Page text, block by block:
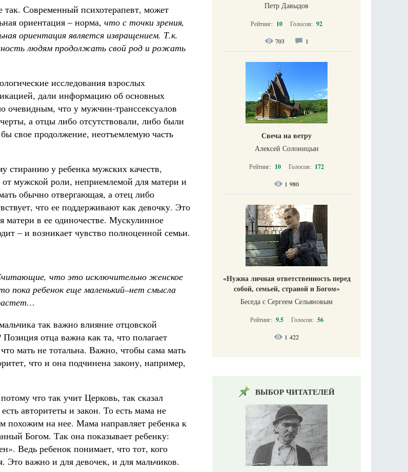
Современный психотерапевт, может
ориентация – норма, что с точки зрения,
ориентация является извращением. Т.к.
людям продолжать свой род и рожать
исследования взрослых
дали информацию об основных
очевидным, что у мужчин-транссексуалов
а отцы либо отсутствовали, либо были
свое продолжение, неотъемлемую часть
стиранию у ребенка мужских качеств,
мужской роли, неприемлемой для матери и
обычно отвергающая, а отец либо
что ее поддерживают как девочку. Это
в ее одиночестве. Мускулинное
– и возникает чувство полноценной семьи.
что это исключительно женское
пока ребенок еще маленький–нет смысла
так важно влияние отцовской
отца важна как та, что полагает
мать не тотальна. Важно, чтобы сама мать
что и она подчинена закону, например,
что так учит Церковь, так сказал
авторитеты и закон. То есть мама не
похожим на нее. Мама направляет ребенка к
Богом. Так она показывает ребенку:
Ведь ребенок понимает, что тот, кого
Это важно и для девочек, и для мальчиков.
Петр Давыдов
Рейтинг: 10 Голосов: 92
703 1
Свеча на ветру
Алексей Солоницын
Рейтинг: 10 Голосов: 172
1 980
«Нужна личная ответственность перед
собой, семьей, страной и Богом»
Беседа с Сергеем Сельяновым
Рейтинг: 9.5 Голосов: 56
1 422
ВЫБОР ЧИТАТЕЛЕЙ